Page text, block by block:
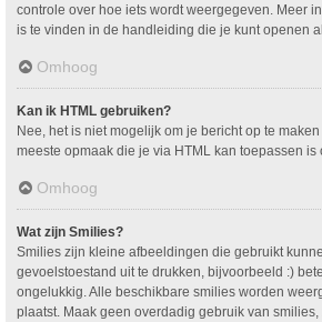
controle over hoe iets wordt weergegeven. Meer
is te vinden in de handleiding die je kunt openen
Omhoog
Kan ik HTML gebruiken?
Nee, het is niet mogelijk om je bericht op te
meeste opmaak die je via HTML kan toepassen is
Omhoog
Wat zijn Smilies?
Smilies zijn kleine afbeeldingen die gebruikt
gevoelstoestand uit te drukken, bijvoorbeeld :)
ongelukkig. Alle beschikbare smilies worden
plaatst. Maak geen overdadig gebruik van